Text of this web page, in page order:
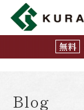
Blog